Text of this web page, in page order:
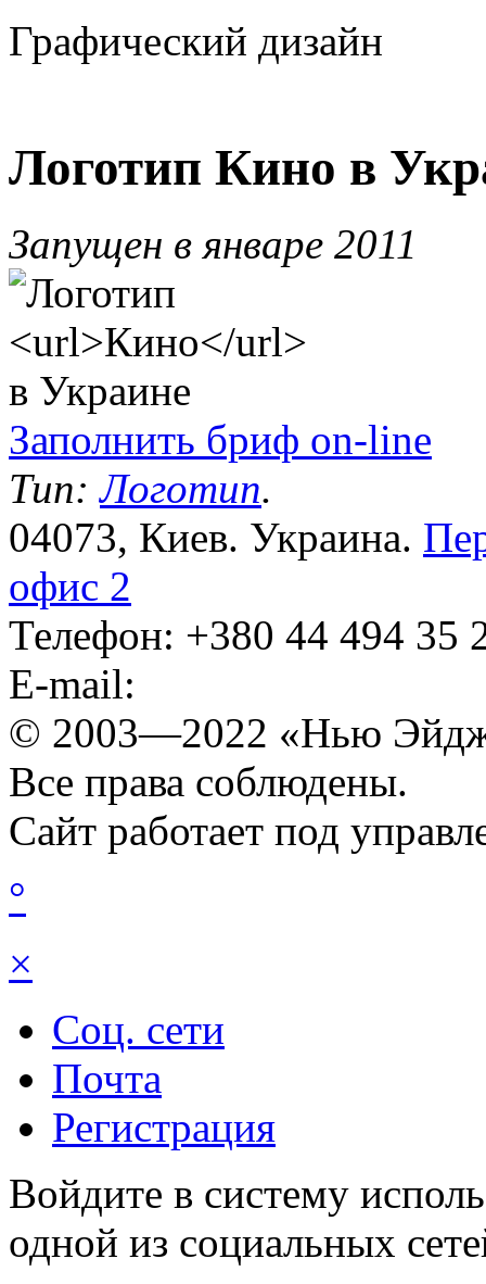
Графический дизайн
Логотип Кино в
Запущен в январе 2011
Заполнить бриф on-line
Тип:Логотип.
04073, Киев. Украина.
офис 2
Телефон: +380 44 ‎494 35
E-mail:
© 2003—2022 «Нью
Все права соблюдены.
Сайт работает под
°
×
Соц. сети
Почта
Регистрация
Войдите в систему
одной из социальных